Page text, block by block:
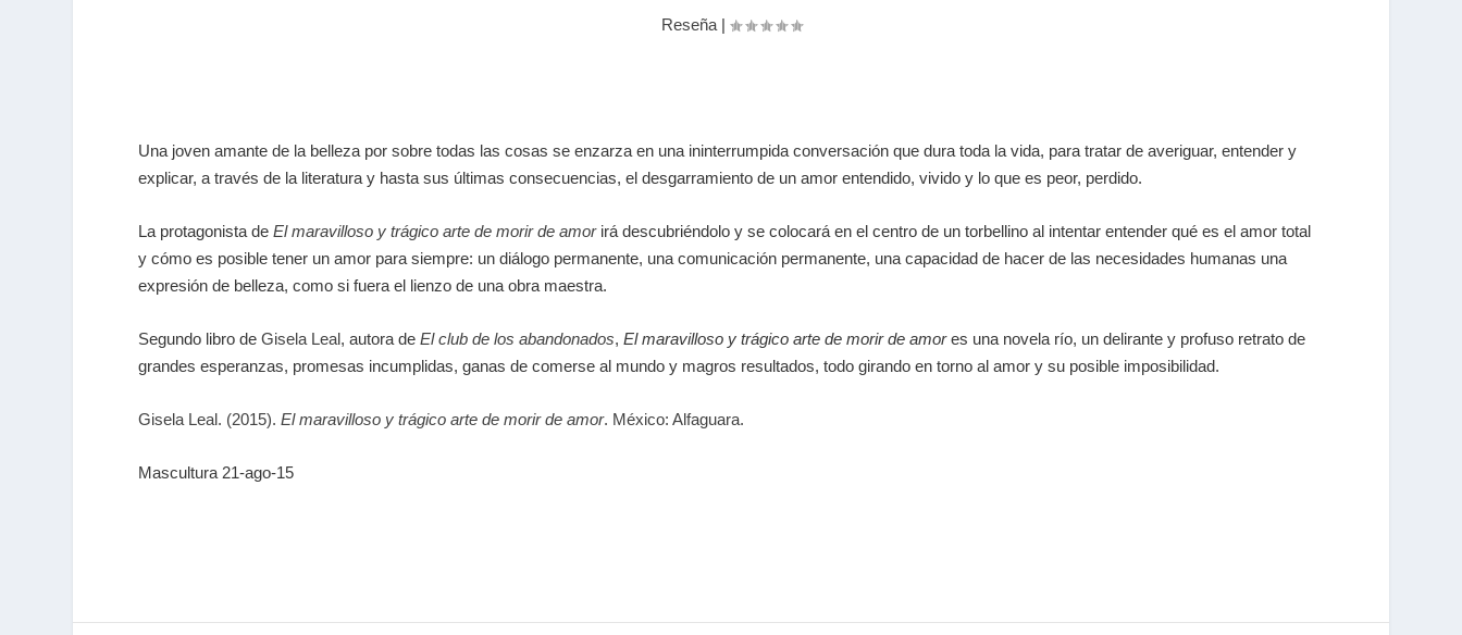
Reseña|
Una joven amante de la belleza por sobre todas las cosas se enzarza en una ininterrumpida conversación que dura toda la vida, para tratar de averiguar, entender y
explicar, a través de la literatura y hasta sus últimas consecuencias, el desgarramiento de un amor entendido, vivido y lo que es peor, perdido.
La protagonista deEl maravilloso y trágico arte de morir de amor irá descubriéndolo y se colocará en el centro de un torbellino al intentar entender qué es el amor total
y cómo es posible tener un amor para siempre: un diálogo permanente, una comunicación permanente, una capacidad de hacer de las necesidades humanas una
expresión de belleza, como si fuera el lienzo de una obra maestra.
Segundo libro deGisela Leal, autora de El club de los abandonados,El maravilloso y trágico arte de morir de amores una novela río, un delirante y profuso retrato de
grandes esperanzas, promesas incumplidas, ganas de comerse al mundo y magros resultados, todo girando en torno al amor y su posible imposibilidad.
Gisela Leal. (2015).El maravilloso y trágico arte de morir de amor. México: Alfaguara.
Mascultura 21-ago-15